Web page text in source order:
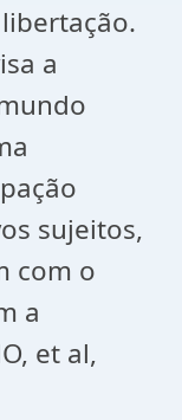
a
sujeitos,
com o
a
et al,